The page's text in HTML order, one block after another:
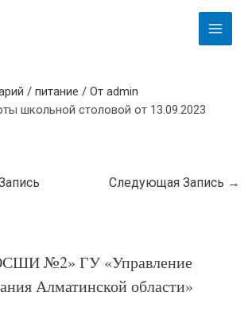
Main
Menu
/питание / Отadmin
школьной столовой от 13.09.2023
Следующая Запись →
№2» ГУ «Управление
Алматинской области»